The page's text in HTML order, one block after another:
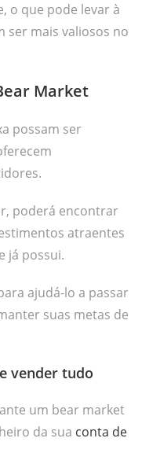
o que pode levar à
ser mais valiosos no
Market
possam ser
poderá encontrar
atraentes
já possui.
ajudá-lo a passar
suas metas de
vender tudo
um bear market
da sua conta de